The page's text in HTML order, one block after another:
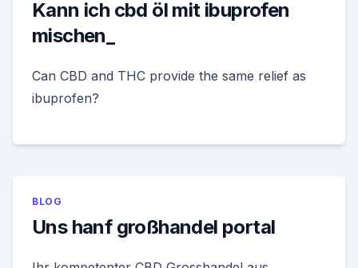
Kann ich cbd öl mit ibuprofen
mischen_
Can CBD and THC provide the same relief as
ibuprofen?
BLOG
Uns hanf großhandel portal